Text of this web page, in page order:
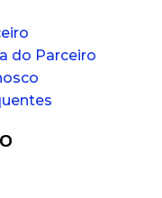
do Parceiro